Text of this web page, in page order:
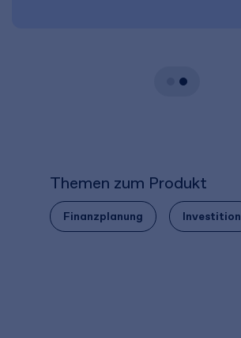
Themen zum Produkt
Finanzplanung Investition